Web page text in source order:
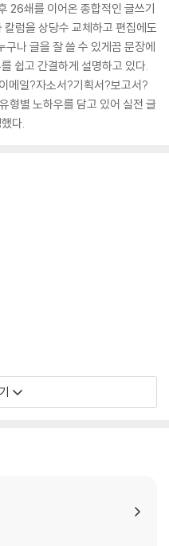
26쇄를 이어온 종합적인 글쓰기
럼을 상당수 교체하고 편집에도
구나 글을 잘 쓸 수 있게끔 문장에
쉽고 간결하게 설명하고 있다.
메일?자소서?기획서?보고서?
형별 노하우를 담고 있어 실전 글
다.